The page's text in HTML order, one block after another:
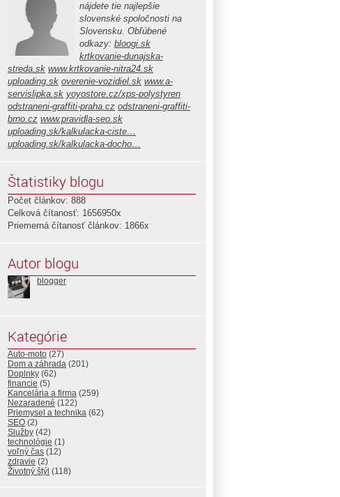
nájdete tie najlepšie
slovenské spoločnosti na
Slovensku. Obľúbené
odkazy: bloogi.sk
krtkovanie-dunajska-
streda.sk www.krtkovanie-nitra24.sk
uploading.sk overenie-vozidiel.sk www.a-
servislipka.sk yoyostore.cz/xps-polystyren
odstraneni-graffiti-praha.cz odstraneni-graffiti-
brno.cz www.pravidla-seo.sk
uploading.sk/kalkulacka-ciste…
uploading.sk/kalkulacka-docho…
Štatistiky blogu
Počet článkov: 888
Celková čítanosť: 1656950x
Priemerná čítanosť článkov: 1866x
Autor blogu
blogger
Kategórie
Auto-moto (27)
Dom a záhrada (201)
Doplnky (62)
financie (5)
Kancelária a firma (259)
Nezaradené (122)
Priemysel a technika (62)
SEO (2)
Služby (42)
technológie (1)
voľný čas (12)
zdravie (2)
Životný štýl (118)